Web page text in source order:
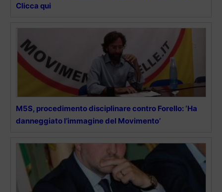
Clicca qui
M5S, procedimento disciplinare contro Forello: ‘Ha
danneggiato l’immagine del Movimento’